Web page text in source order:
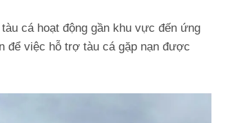
cá hoạt động gần khu vực đến ứng
để việc hỗ trợ tàu cá gặp nạn được